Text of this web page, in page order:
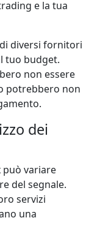
e la tua
diversi fornitori
tuo budget.
non essere
potrebbero non
dei
può variare
del segnale.
servizi
una